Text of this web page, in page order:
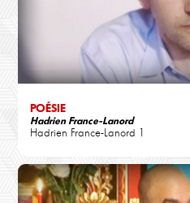
POÉSIE
Hadrien France-Lanord
Hadrien France-Lanord 1